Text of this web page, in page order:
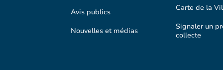
Avis publics
Nouvelles et médias
Carte de la
Signaler un
collecte